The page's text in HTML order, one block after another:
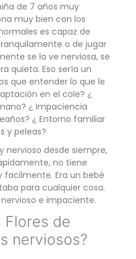
de 7 años muy
muy bien con los
es capaz de
o de jugar
se la ve nerviosa, se
quieta. Eso sería un
que entender lo que le
en el cole? ¿
¿ Impaciencia
¿ Entorno familiar
y peleas?
nervioso desde siempre,
no tiene
Era un bebé
para cualquier cosa.
e impaciente.
Flores de
nerviosos?